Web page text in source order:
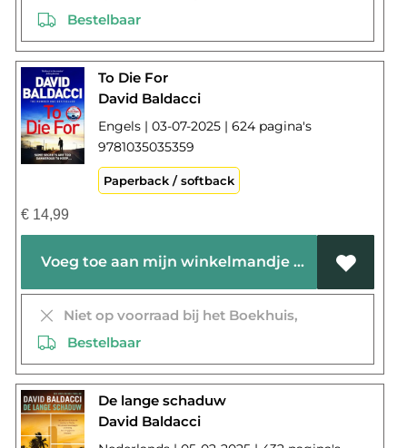
Bestelbaar
To Die For
David Baldacci
Engels | 03-07-2025 | 624 pagina's
9781035035359
Paperback / softback
€14,99
Voeg toe aan mijn winkelmandje
Niet op voorraad bij het Boekhuis,
Bestelbaar
De lange schaduw
David Baldacci